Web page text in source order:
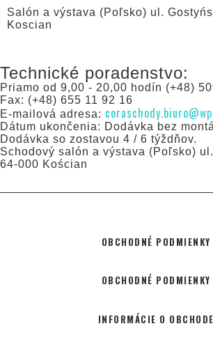
Salón a výstava (Poľsko) ul.
Koscian
Technické poradenstvo:
Priamo od 9,00 - 20,00 hodín (+48)
Fax: (+48) 655 11 92 16
E-mailová adresa:
Dátum ukončenia: Dodávka bez
Dodávka so zostavou 4 / 6 týždňov.
Schodový salón a výstava (Poľsko)
64-000 Kościan
OBCHODNÉ PODMIENKY
OBCHODNÉ PODMIENKY
INFORMÁCIE O OBCHODE